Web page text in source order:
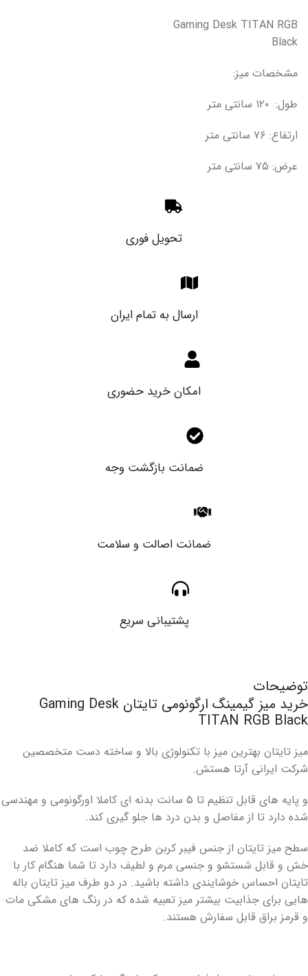
Gaming Desk TITAN RGB
Black
مشخصات میز:
طول: ۱۲۰ سانتی متر
ارتفاع: ۷۶ سانتی متر
عرض: ۷۵ سانتی متر
تحویل فوری
ارسال به تمام ایران
امکان خرید حضوری
ضمانت بازگشت وجه
ضمانت اصالت و سلامت
پشتیبانی سریع
توضیحات
خرید میز گیمینگ ارگونومی تایتان Gaming Desk
TITAN RGB Black
میز تایتان بهترین میز با تکنولوژی بالا و ساخته دست متخصصین
شرکت ایرانی آرتا هستش.
و پایه های قابل تنظیم تا ۵ سانت بدنه ای کاملا اورگونومی و مهندسی
شده دارد تا از مفاصل و بدن‌ درد ها جلو گیری کند.
سطح میز تایتان از جنس فیبر کربن طرح چوب است که کاملا ضد
خش و قابل شستشو و جنسی مرم و لطیف دارد تا شما هنگام کار با
تایتان احساس خوشایندی داشته باشید. در دو طرف میز تایتان باله
هایی برای جذابیت بیشتر میز تعبیه شده که در رنگ های مشکی مات
و قرمز براق قابل سفارش هستند.